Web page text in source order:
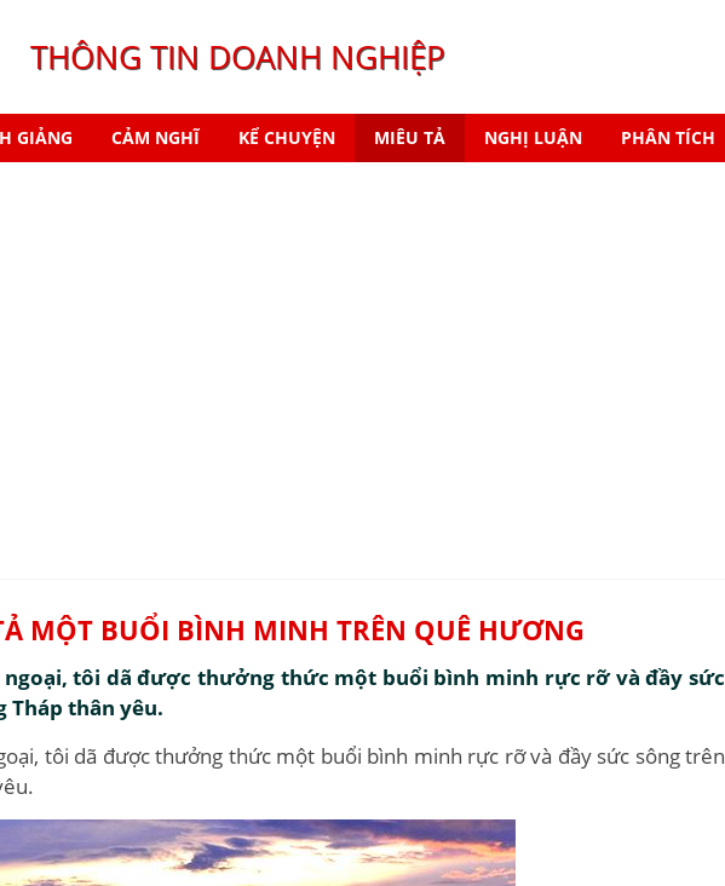
THÔNG TIN DOANH NGHIỆP
GIẢNG CẢM NGHĨ KỂ CHUYỆN MIÊU TẢ NGHỊ LUẬN PHÂN TÍCH
MỘT BUỔI BÌNH MINH TRÊN QUÊ HƯƠNG
ngoại, tôi dã được thưởng thức một buổi bình minh rực rỡ và đầy sức
Tháp thân yêu.
tôi dã được thưởng thức một buổi bình minh rực rỡ và đầy sức sông trên